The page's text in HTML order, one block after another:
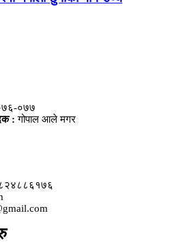
०७७
: गोपाल आले मगर